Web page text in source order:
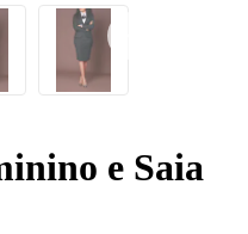
e Saia